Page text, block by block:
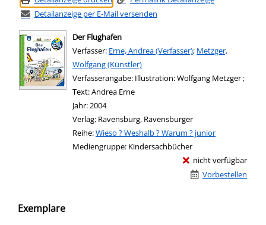
Detailanzeige per E-Mail versenden
Der Flughafen
Verfasser: Suche nach diesem Verfasser
Erne, Andrea (Verfasser); Metzger,
Wolfgang (Künstler)
Verfasserangabe: Illustration: Wolfgang Metzger ;
Text: Andrea Erne
Jahr:2004
Verlag: Ravensburg, Ravensburger
Reihe:Wieso ? Weshalb ? Warum ? junior
Mediengruppe: Kindersachbücher
nicht verfügbar
Vorbestellen
Exemplare